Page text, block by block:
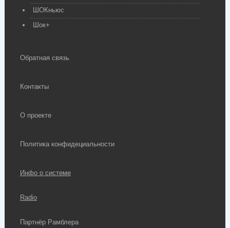
ШОКньюс
Шок+
Обратная связь
Контакты
О проекте
Политика конфидециальности
Инфо о системе
Radio
Партнёр Рамблера